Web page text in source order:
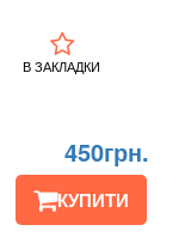
keyboard_arrow_down
keyboard_arrow_down
450грн.
КУПИТИ
В ЗАКЛАДКИ